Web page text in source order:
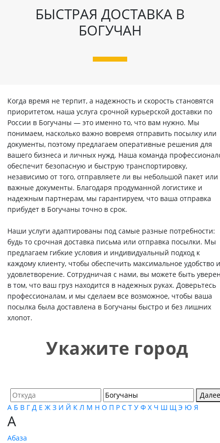
БЫСТРАЯ ДОСТАВКА В
БОГУЧАН
Когда время не терпит, а надежность и скорость становятся
приоритетом, наша услуга срочной курьерской доставки по
России в Богучаны — это именно то, что вам нужно. Мы
понимаем, насколько важно вовремя отправить посылку или
документы, поэтому предлагаем оперативные решения для
вашего бизнеса и личных нужд. Наша команда
обеспечит безопасную и быструю транспортировку,
независимо от того, отправляете ли вы небольшой пакет или
важные документы. Благодаря продуманной логистике и
надежным партнерам, мы гарантируем, что ваша отправка
прибудет в Богучаны точно в срок.
Наши услуги адаптированы под самые разные потребности:
будь то срочная доставка письма или отправка посылки. Мы
предлагаем гибкие условия и индивидуальный подход к
каждому клиенту, чтобы обеспечить максимальное удобство и
удовлетворение. Сотрудничая с нами, вы можете быть
в том, что ваш груз находится в надежных руках. Доверьтесь
профессионалам, и мы сделаем все возможное, чтобы ваша
посылка была доставлена в Богучаны быстро и без лишних
хлопот.
Укажите город
Далее
А Б В Г Д Е Ж З И Й К Л М Н О П Р С Т У Ф Х Ч Ш Щ Э Ю Я
А
Абаза